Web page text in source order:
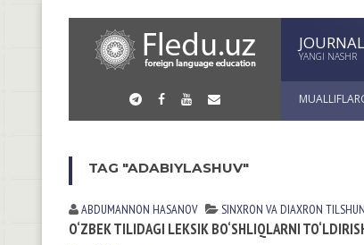
JOURNAL
YANGI NASHR
TAG "ADABIYLASHUV"
ABDUMANNON HASANOV SINXRON VА DIАXRON
O‘ZBEK TILIDAGI LEKSIK BO‘SHLIQLARNI